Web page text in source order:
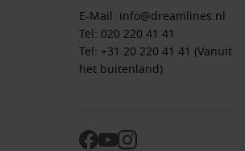
Met een vloot van 29 schepen, zoals
Jewel of the Seas®, is Royal
aanbieder van cruises naar
E-Mail: info@dreamlines.nl
Tel: 020 220 41 41
Tel: +31 20 220 41 41 (Vanuit
het buitenland)